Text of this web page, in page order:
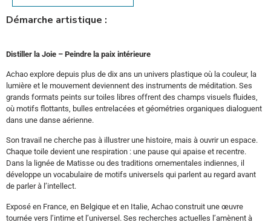
Démarche artistique :
Distiller la Joie – Peindre la paix intérieure
Achao explore depuis plus de dix ans un univers plastique où la couleur, la
lumière et le mouvement deviennent des instruments de méditation. Ses
grands formats peints sur toiles libres offrent des champs visuels fluides,
où motifs flottants, bulles entrelacées et géométries organiques dialoguent
dans une danse aérienne.
Son travail ne cherche pas à illustrer une histoire, mais à ouvrir un espace.
Chaque toile devient une respiration : une pause qui apaise et recentre.
Dans la lignée de Matisse ou des traditions ornementales indiennes, il
développe un vocabulaire de motifs universels qui parlent au regard avant
de parler à l’intellect.
Exposé en France, en Belgique et en Italie, Achao construit une œuvre
tournée vers l’intime et l’universel. Ses recherches actuelles l’amènent à